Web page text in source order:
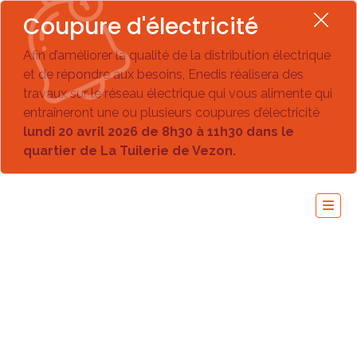
Coupure d'électricité
Afin d’améliorer la qualité de la distribution électrique
et de répondre aux besoins, Enedis réalisera des
travaux sur le réseau électrique qui vous alimente qui
entraîneront une ou plusieurs coupures d’électricité
lundi 20 avril 2026 de 8h30 à 11h30 dans le
quartier de La Tuilerie de Vezon.